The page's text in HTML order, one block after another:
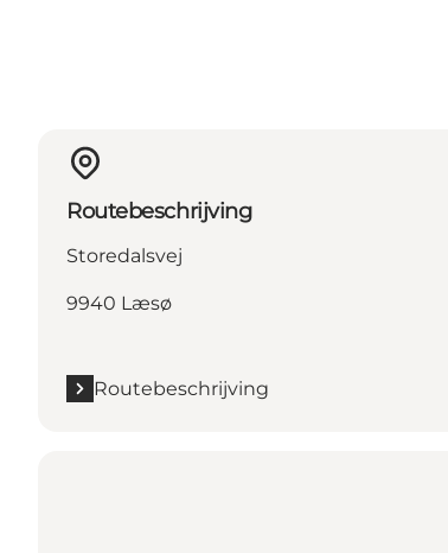
Routebeschrijving
Storedalsvej
9940 Læsø
Routebeschrijving